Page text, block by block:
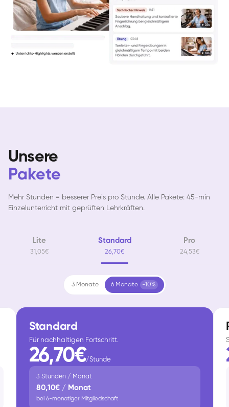
Klavier / Piano / Flügel
Negin
Klavier / Piano / Flügel
Katarzyna
Klavier / Piano / Flügel
Unsere
Pakete
Mehr Stunden = besserer Preis pro Stunde. Alle Pakete: 45-min
Einzelunterricht mit geprüften Lehrkräften.
Lite
31,05€
Standard
26,70€
Pro
24,53€
3 Monate 6 Monate -10%
Standard
Für nachhaltigen Fortschritt.
26,70€/Stunde
3 Stunden / Monat
80,10€ / Monat
bei 6-monatiger Mitgliedschaft